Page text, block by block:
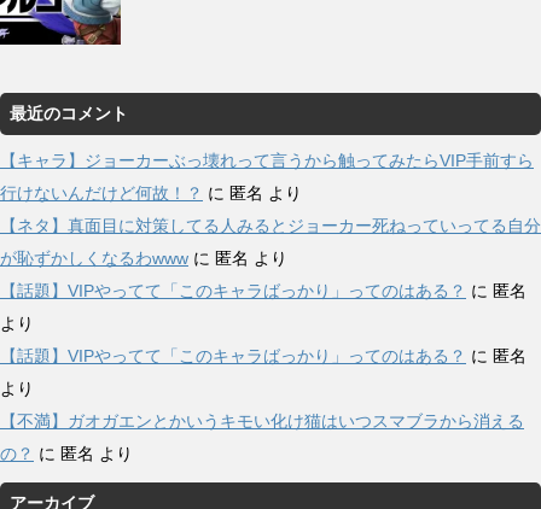
最近のコメント
【キャラ】ジョーカーぶっ壊れって言うから触ってみたらVIP手前すら
行けないんだけど何故！？ に 匿名 より
【ネタ】真面目に対策してる人みるとジョーカー死ねっていってる自分
が恥ずかしくなるわwww に 匿名 より
【話題】VIPやってて「このキャラばっかり」ってのはある？ に 匿名
より
【話題】VIPやってて「このキャラばっかり」ってのはある？ に 匿名
より
【不満】ガオガエンとかいうキモい化け猫はいつスマブラから消える
の？ に 匿名 より
アーカイブ